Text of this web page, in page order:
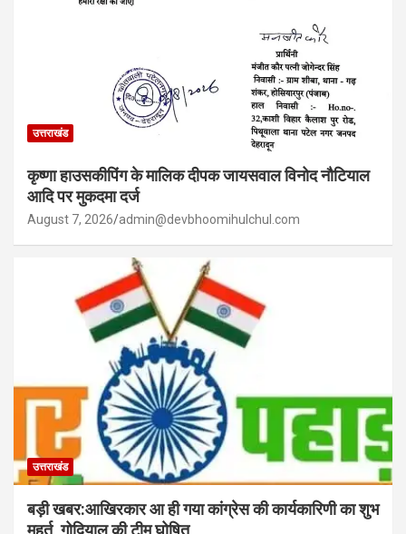
उत्तराखंड
कृष्णा हाउसकीपिंग के मालिक दीपक जायसवाल विनोद नौटियाल
आदि पर मुकदमा दर्ज
August 7, 2026 admin@devbhoomihulchul.com
उत्तराखंड
बड़ी खबर:आखिरकार आ ही गया कांग्रेस की कार्यकारिणी का शुभ
मुहूर्त, गोदियाल की टीम घोषित